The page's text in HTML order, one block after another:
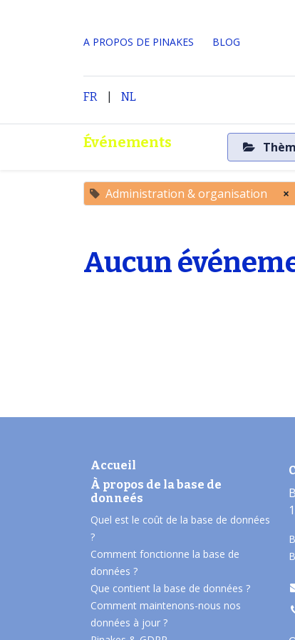
A PROPOS DE PINAKES ​BLOG
FR | NL
Événements
Administration & organisation ×
Aucun
Accueil
À propos de la base de
donneés​
Quel est le coût de la base de données
?
Comment fonctionne la base de
données ?
Que contient la base de données ?
Comment maintenons-nous nos
données à jour ?